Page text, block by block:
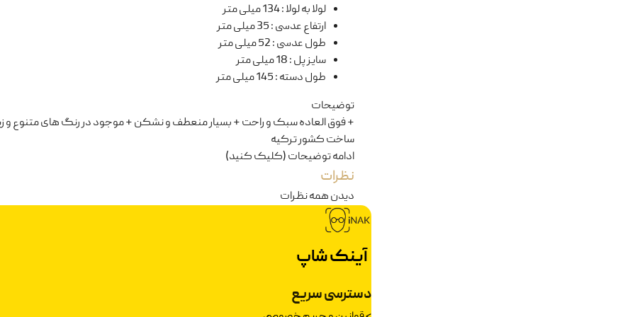
لولا به لولا:134 میلی متر
ارتفاع عدسی:35 میلی متر
طول عدسی:52 میلی متر
سایز پل:18 میلی متر
طول دسته:145 میلی متر
توضیحات
+ فوق العاده سبک و راحت + بسیار منعطف و نشکن + موجود در رنگ های متنوع و
ساخت کشور ترکیه
ادامه توضیحات (کلیک کنید)
نظرات
دیدن همه نظرات
آینک شاپ
دسترسی سریع